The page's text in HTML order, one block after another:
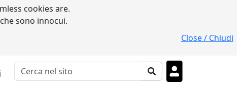
cookies are.
sono innocui.
Close / Chiudi